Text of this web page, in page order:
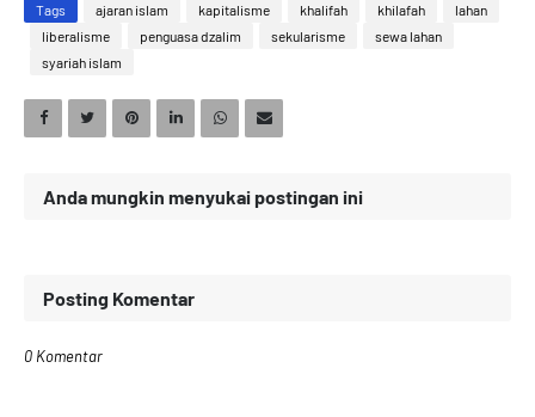
Tags ajaran islam kapitalisme khalifah khilafah
lahan
liberalisme
penguasa dzalim sekularisme
sewa lahan
syariah islam
Anda mungkin menyukai postingan ini
Posting Komentar
0 Komentar